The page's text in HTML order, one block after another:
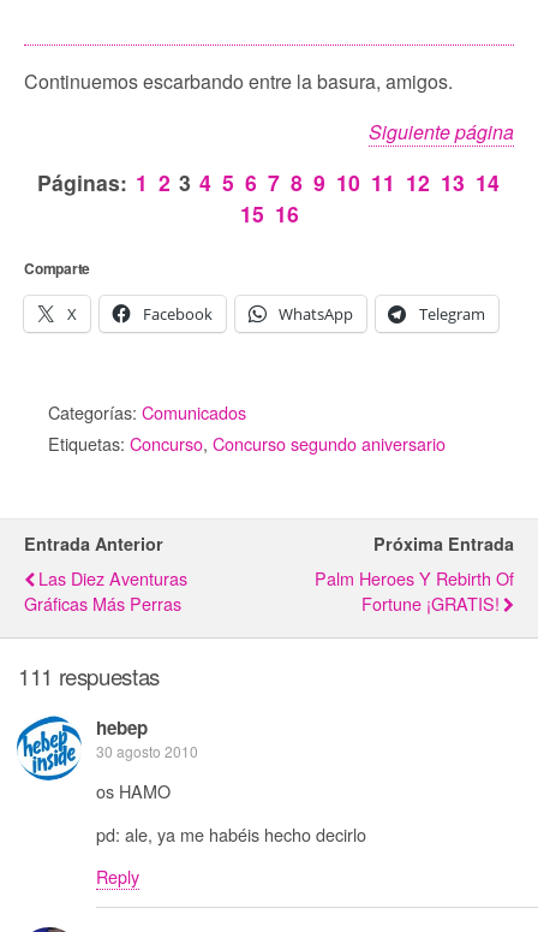
Continuemos escarbando entre la basura, amigos.
Siguiente página
Páginas: 1 2 3 4 5 6 7 8 9 10 11 12 13 14
15 16
Comparte
X Facebook WhatsApp Telegram
Categorías: Comunicados
Etiquetas: Concurso, Concurso segundo aniversario
Entrada Anterior
Las Diez Aventuras
Gráficas Más Perras
Próxima Entrada
Palm Heroes Y Rebirth Of
Fortune ¡GRATIS!
111 respuestas
hebep
30 agosto 2010
os HAMO
pd: ale, ya me habéis hecho decirlo
Reply